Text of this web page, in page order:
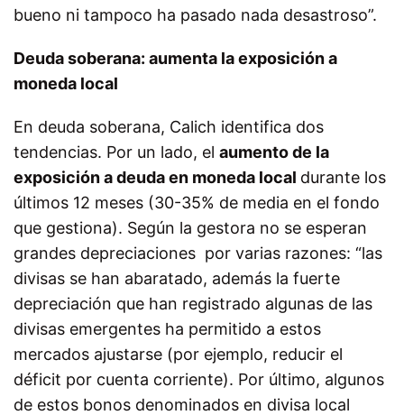
bueno ni tampoco ha pasado nada desastroso”.
Deuda soberana: aumenta la exposición a
moneda local
En deuda soberana, Calich identifica dos
tendencias. Por un lado, el aumento de la
exposición a deuda en moneda local durante los
últimos 12 meses (30-35% de media en el fondo
que gestiona). Según la gestora no se esperan
grandes depreciaciones por varias razones: “las
divisas se han abaratado, además la fuerte
depreciación que han registrado algunas de las
divisas emergentes ha permitido a estos
mercados ajustarse (por ejemplo, reducir el
déficit por cuenta corriente). Por último, algunos
de estos bonos denominados en divisa local